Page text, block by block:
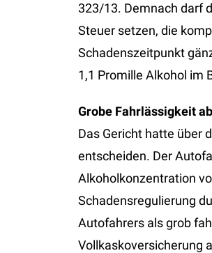
323/13. Demnach darf
Steuer setzen, die
Schadenszeitpunkt
1,1 Promille Alkohol im
Grobe Fahrlässigkeit
Das Gericht hatte über
entscheiden. Der
Alkoholkonzentration
Schadensregulierung
Autofahrers als grob
Vollkaskoversicherung